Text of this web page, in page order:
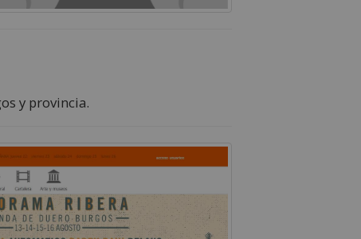
y provincia.